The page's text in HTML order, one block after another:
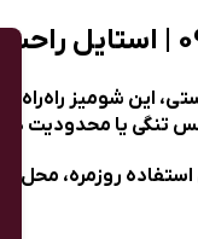
این شومیز راه‌راه
روزمره، محل